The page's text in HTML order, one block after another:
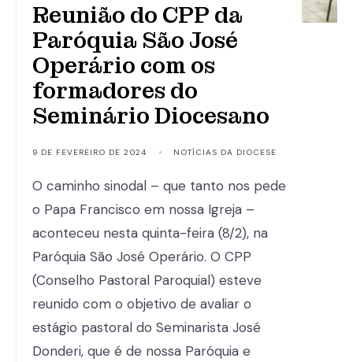
Reunião do CPP da
Paróquia São José
Operário com os
formadores do
Seminário Diocesano
9 DE FEVEREIRO DE 2024 • NOTÍCIAS DA DIOCESE
O caminho sinodal – que tanto nos pede
o Papa Francisco em nossa Igreja –
aconteceu nesta quinta-feira (8/2), na
Paróquia São José Operário. O CPP
(Conselho Pastoral Paroquial) esteve
reunido com o objetivo de avaliar o
estágio pastoral do Seminarista José
Donderi, que é de nossa Paróquia e